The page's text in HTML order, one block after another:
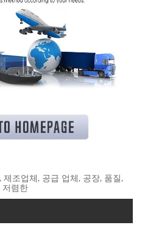
조업체, 공급 업체, 공장, 품질,
저렴한